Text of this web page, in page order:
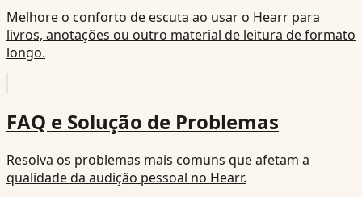
Melhore o conforto de escuta ao usar o Hearr para
livros, anotações ou outro material de leitura de formato
longo.
FAQ e Solução de Problemas
Resolva os problemas mais comuns que afetam a
qualidade da audição pessoal no Hearr.